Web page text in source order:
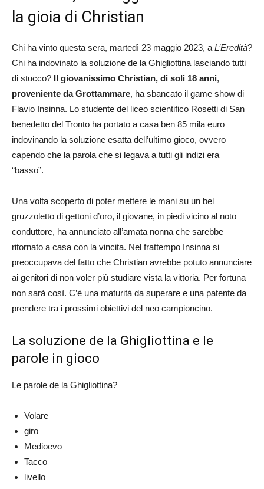
la gioia di Christian
Chi ha vinto questa sera, martedì 23 maggio 2023, a L’Eredità?
Chi ha indovinato la soluzione de la Ghigliottina lasciando tutti
di stucco? Il giovanissimo Christian, di soli 18 anni,
proveniente da Grottammare, ha sbancato il game show di
Flavio Insinna. Lo studente del liceo scientifico Rosetti di San
benedetto del Tronto ha portato a casa ben 85 mila euro
indovinando la soluzione esatta dell’ultimo gioco, ovvero
capendo che la parola che si legava a tutti gli indizi era
“basso”.
Una volta scoperto di poter mettere le mani su un bel
gruzzoletto di gettoni d’oro, il giovane, in piedi vicino al noto
conduttore, ha annunciato all’amata nonna che sarebbe
ritornato a casa con la vincita. Nel frattempo Insinna si
preoccupava del fatto che Christian avrebbe potuto annunciare
ai genitori di non voler più studiare vista la vittoria. Per fortuna
non sarà così. C’è una maturità da superare e una patente da
prendere tra i prossimi obiettivi del neo campioncino.
La soluzione de la Ghigliottina e le
parole in gioco
Le parole de la Ghigliottina?
Volare
giro
Medioevo
Tacco
livello